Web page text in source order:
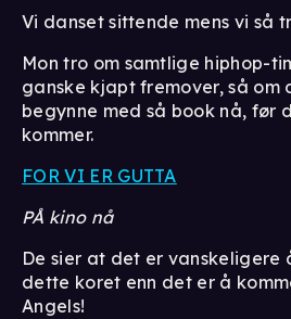
Vi danset sittende mens vi så
Mon tro om samtlige hiphop-
ganske kjapt fremover, så om
begynne med så book nå, før
kommer.
FOR VI ER GUTTA
PÅ kino nå
De sier at det er vanskeligere
dette koret enn det er å
Angels!